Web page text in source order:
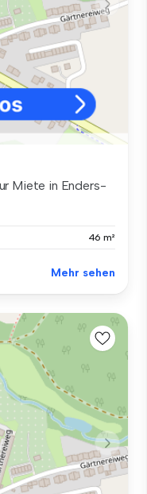
Miete in Enders-
46 m²
Mehr sehen